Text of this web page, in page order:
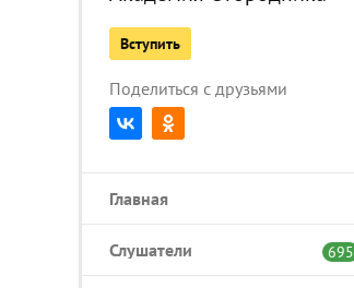
Вступить
Поделиться с друзьями
Главная
Слушатели 695